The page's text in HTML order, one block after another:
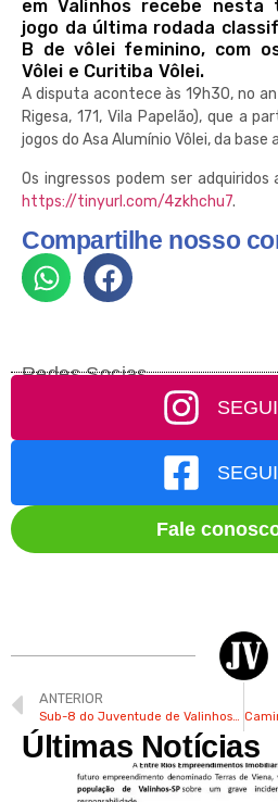
em Valinhos recebe nesta
jogo da última rodada
B de vôlei feminino, com
Vôlei e Curitiba Vôlei.
A disputa acontece às 19h30, no
Rigesa, 171, Vila Papelão), que a
jogos do Asa Alumínio Vôlei, da base
Os ingressos podem ser
https://tinyurl.com/4zkhchu7.
Compartilhe nosso
Redes Socias
Fale
ANTERIOR
Sub-8 do Juventude de Valinhos vence invicto campeonato em Monte Alegre
Últimas Notícias